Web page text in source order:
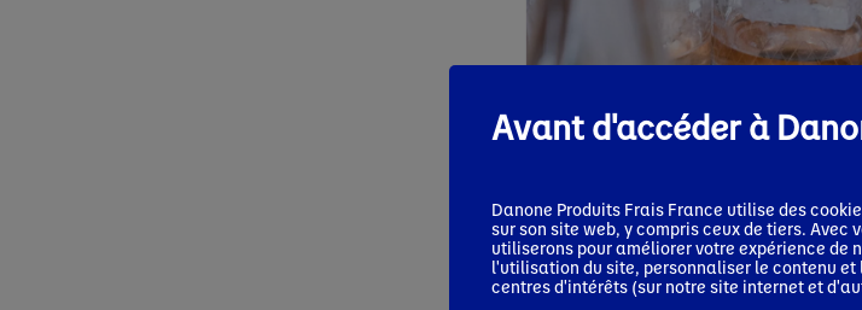
Avant d'accéder à
Danone Produits Frais France utilise des
sur son site web, y compris ceux de tiers. Avec
utiliserons pour améliorer votre expérience de
l'utilisation du site, personnaliser le contenu
centres d'intérêts (sur notre site internet et